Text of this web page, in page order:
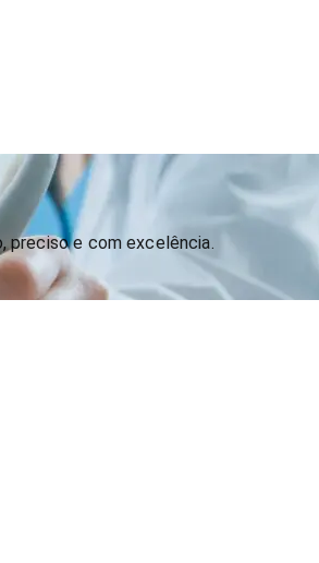
preciso e com excelência.